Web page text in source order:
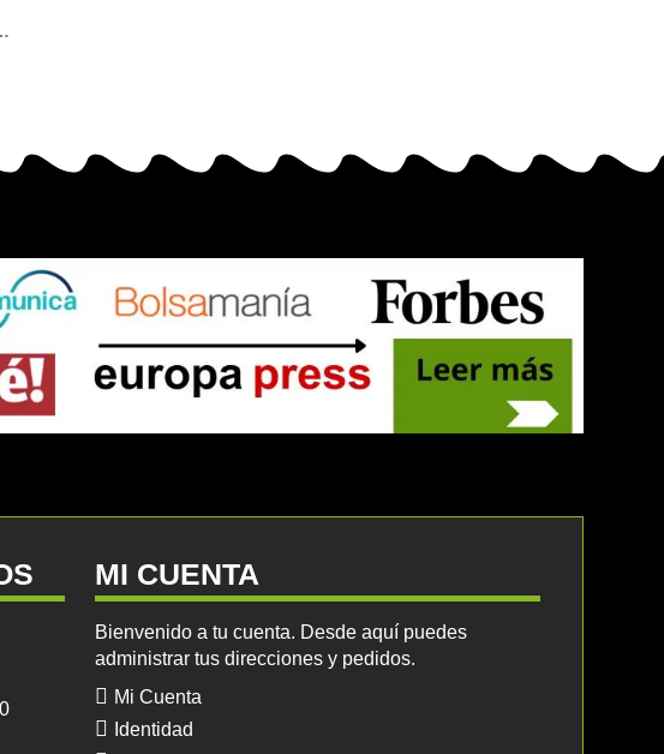
MI CUENTA
Bienvenido a tu cuenta. Desde aquí puedes
administrar tus direcciones y pedidos.
Mi Cuenta
Identidad